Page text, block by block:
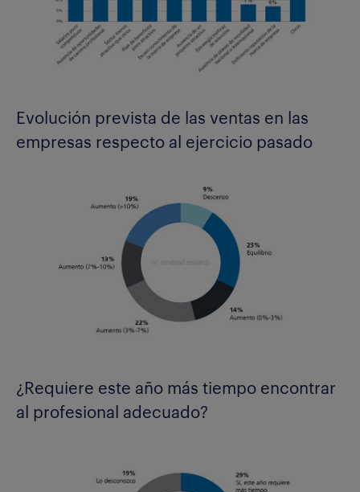
Evolución prevista de las ventas en las
empresas respecto al ejercicio pasado
¿Requiere este año más tiempo encontrar
al profesional adecuado?